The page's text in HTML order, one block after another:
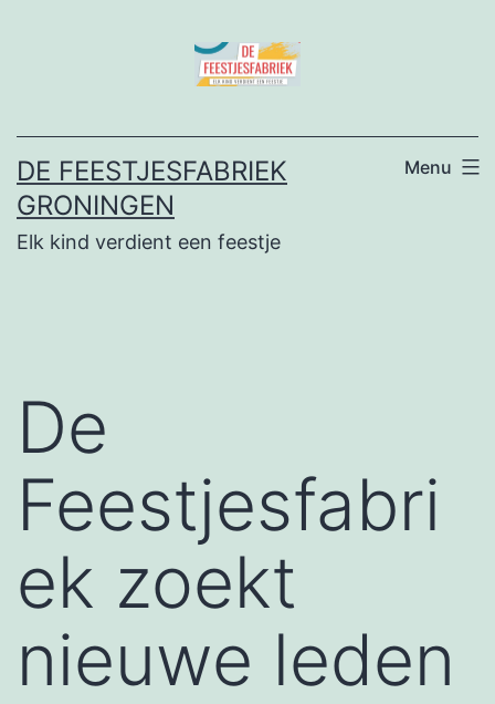
inhoud
DE FEESTJESFABRIEK
GRONINGEN
Elk kind verdient een feestje
Menu
De
Feestjesfabri
ek zoekt
nieuwe leden